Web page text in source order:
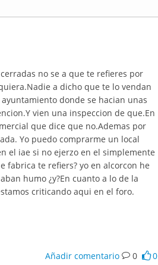
no se a que te refieres por
a dicho que te lo vendan
donde se hacian unas
vien una inspeccion de que.En
que dice que no.Ademas por
Yo puedo comprarme un local
el iae si no ejerzo en el simplemente
fabrica te refiers? yo en alcorcon he
humo ¿y?En cuanto a lo de la
criticando aqui en el foro.
Añadir comentario 0 0